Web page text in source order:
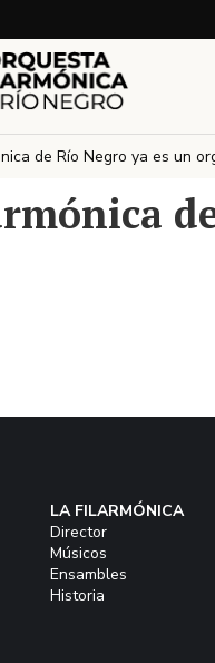
de Río Negro ya es un
LA FILARMÓNICA
Director
Músicos
Ensambles
Historia